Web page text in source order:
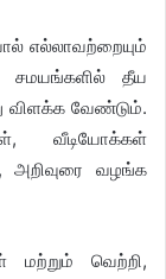
எல்லாவற்றையும்
சமயங்களில் தீய
விளக்க வேண்டும்.
வீடியோக்கள்
அறிவுரை வழங்க
வெற்றி,